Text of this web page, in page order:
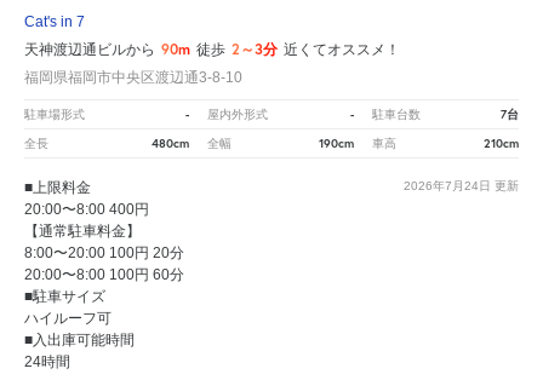
Cat's in 7
天神渡辺通ビルから 90m 徒歩 2～3分 近くてオススメ！
福岡県福岡市中央区渡辺通3-8-10
駐車場形式 - 屋内外形式 - 駐車台数 7台
全長 480cm 全幅 190cm 車高 210cm
2026年7月24日 更新
■上限料金
20:00〜8:00 400円
【通常駐車料金】
8:00〜20:00 100円 20分
20:00〜8:00 100円 60分
■駐車サイズ
ハイルーフ可
■入出庫可能時間
24時間